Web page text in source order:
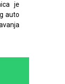
je
auto